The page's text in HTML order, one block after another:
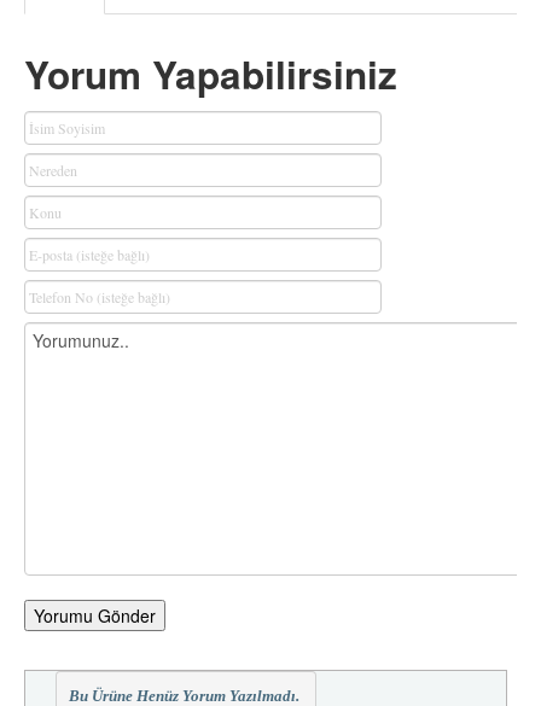
Yorum Yapabilirsiniz
Yorumu Gönder
Bu Ürüne Henüz Yorum Yazılmadı.